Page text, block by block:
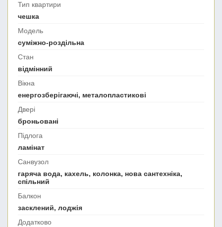
Тип квартири
чешка
Модель
суміжно-роздільна
Стан
відмінний
Вікна
енергозберігаючі, металопластикові
Двері
броньовані
Підлога
ламінат
Санвузол
гаряча вода, кахель, колонка, нова сантехніка,
спільний
Балкон
засклений, лоджія
Додатково